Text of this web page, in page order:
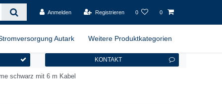
Anmelden Registrieren 0 0
Autark Weitere Produktkategorien
KONTAKT
schwarz mit 6 m Kabel